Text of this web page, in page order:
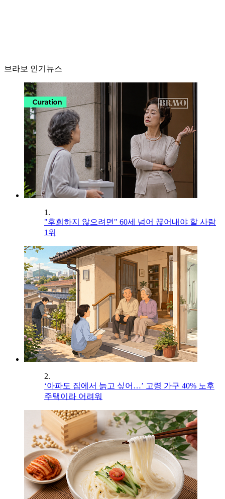
브라보 인기뉴스
1.
"후회하지 않으려면" 60세 넘어 끊어내야 할 사람
1위
2.
‘아파도 집에서 늙고 싶어…’ 고령 가구 40% 노후
주택이라 어려워